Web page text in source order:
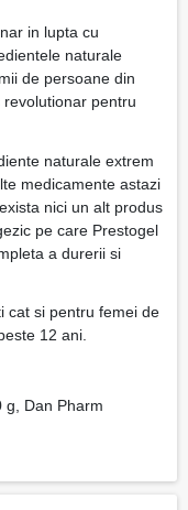
in lupta cu
naturale
de persoane din
pentru
naturale extrem
medicamente astazi
nici un alt produs
pe care Prestogel
a durerii si
cat si pentru femei de
12 ani.
g, Dan Pharm